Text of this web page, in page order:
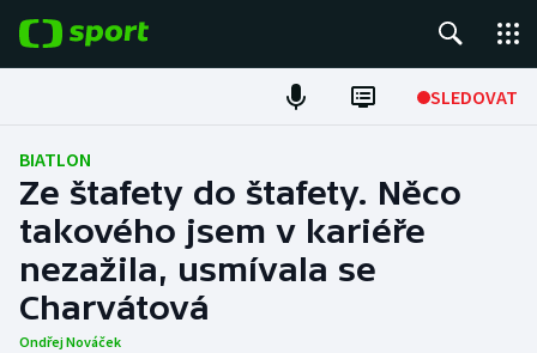
SLEDOVAT
Fotbal
Hokej
Tenis
Atletika
BIATLON
Ze štafety do štafety. Něco
takového jsem v kariéře
nezažila, usmívala se
Charvátová
Ondřej Nováček